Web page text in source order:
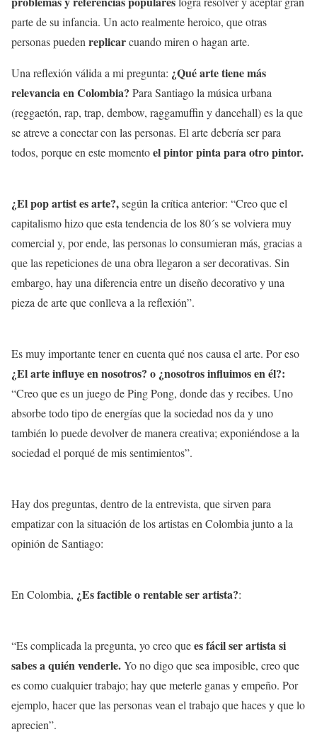
parte de su infancia. Un acto realmente heroico, que otras
personas pueden replicarcuando miren o hagan arte.
Una reflexión válida a mi pregunta: ¿Qué arte tiene más
relevancia en Colombia? Para Santiago la música urbana
(reggaetón, rap, trap, dembow, raggamuffin y dancehall) es la que
se atreve a conectar con las personas. El arte debería ser para
todos, porque en este momentoel pintor pinta para otro pintor.
¿El pop artist es arte?,según la crítica anterior: “Creo que el
capitalismo hizo que esta tendencia de los 80´s se volviera muy
comercial y, por ende, las personas lo consumieran más, gracias a
que las repeticiones de una obra llegaron a ser decorativas. Sin
embargo, hay una diferencia entre un diseño decorativo y una
pieza de arte que conlleva a la reflexión”.
Es muy importante tener en cuenta qué nos causa el arte. Por eso
¿El arte influye en nosotros? o ¿nosotros influimos en él?:
“Creo que es un juego de Ping Pong, donde das y recibes. Uno
absorbe todo tipo de energías que la sociedad nos da y uno
también lo puede devolver de manera creativa; exponiéndose a la
sociedad el porqué de mis sentimientos”.
Hay dos preguntas, dentro de la entrevista, que sirven para
empatizar con la situación de los artistas en Colombia junto a la
opinión de Santiago:
En Colombia, ¿Es factible o rentable ser artista?:
“Es complicada la pregunta, yo creo quees fácil ser artista si
sabes a quién venderle.Yo no digo que sea imposible, creo que
es como cualquier trabajo; hay que meterle ganas y empeño. Por
ejemplo, hacer que las personas vean el trabajo que haces y que lo
aprecien”.